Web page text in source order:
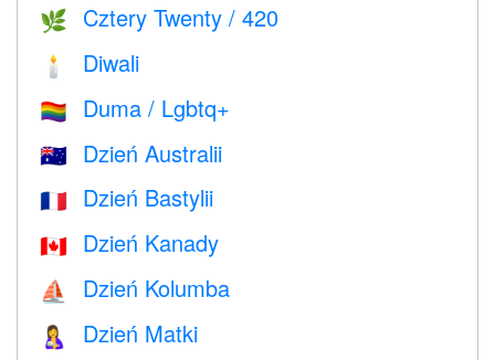
🌿 Cztery Twenty / 420
🕯 Diwali
🏳️‍🌈 Duma / Lgbtq+
🇦🇺 Dzień Australii
🇫🇷 Dzień Bastylii
🇨🇦 Dzień Kanady
⛵️ Dzień Kolumba
🤱 Dzień Matki